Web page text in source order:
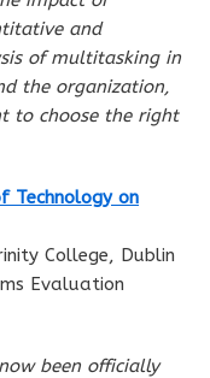
and
of multitasking in
the organization,
to choose the right
Technology on
College, Dublin
Evaluation
been officially